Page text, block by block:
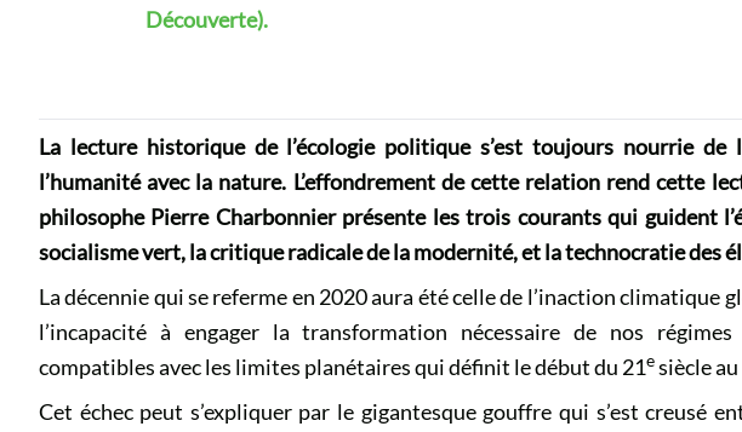
Découverte).
La lecture historique de l’écologie politique s’est toujours nourrie de
l’humanité avec la nature. L’effondrement de cette relation rend cette
philosophe Pierre Charbonnier présente les trois courants qui guident
socialisme vert, la critique radicale de la modernité, et la technocratie des
La décennie qui se referme en 2020 aura été celle de l’inaction climatique
l’incapacité à engager la transformation nécessaire de nos
compatibles avec les limites planétaires qui définit le début du 21esiècle
Cet échec peut s’expliquer par le gigantesque gouffre qui s’est creusé